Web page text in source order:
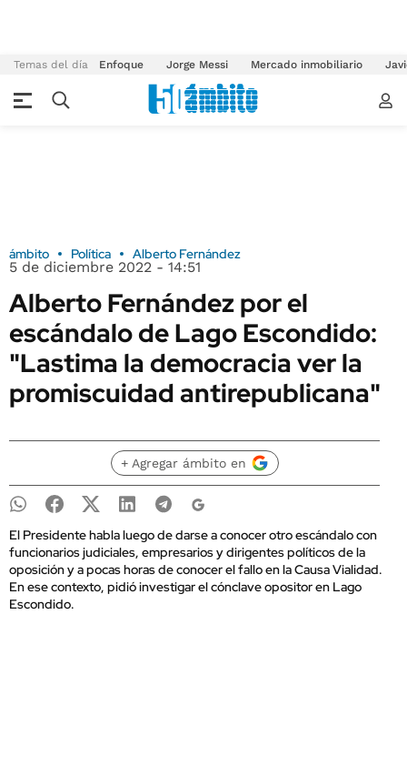
Temas del día Enfoque Jorge Messi Mercado inmobiliario
ámbito Política Alberto Fernández
5 de diciembre 2022 - 14:51
Alberto Fernández por el
escándalo de Lago Escondido:
"Lastima la democracia ver la
promiscuidad antirepublicana"
+ Agregar ámbito en
El Presidente habla luego de darse a conocer otro escándalo con
funcionarios judiciales, empresarios y dirigentes políticos de la
oposición y a pocas horas de conocer el fallo en la Causa Vialidad.
En ese contexto, pidió investigar el cónclave opositor en Lago
Escondido.